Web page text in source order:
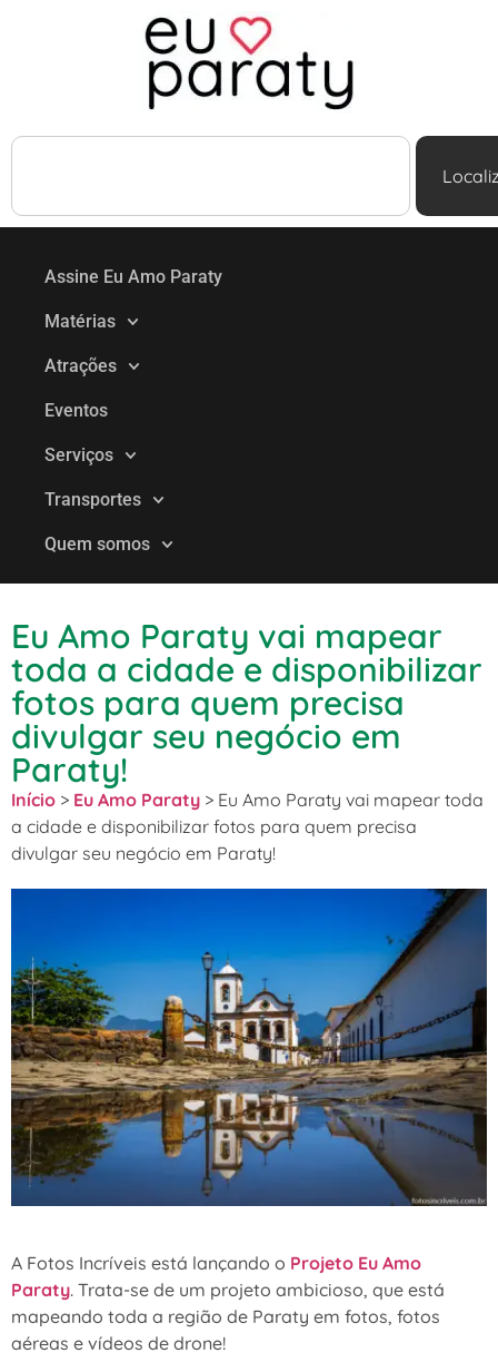
Assine Eu Amo Paraty
Matérias
Atrações
Eventos
Serviços
Transportes
Quem somos
Eu Amo Paraty vai mapear
toda a cidade e disponibilizar
fotos para quem precisa
divulgar seu negócio em
Paraty!
Início > Eu Amo Paraty > Eu Amo Paraty vai mapear toda
a cidade e disponibilizar fotos para quem precisa
divulgar seu negócio em Paraty!
A Fotos Incríveis está lançando o Projeto Eu Amo
Paraty. Trata-se de um projeto ambicioso, que está
mapeando toda a região de Paraty em fotos, fotos
aéreas e vídeos de drone!